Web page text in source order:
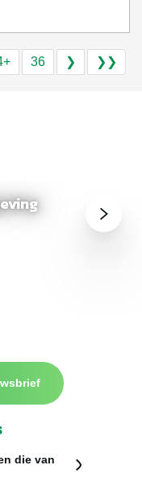
36 ❯ ❯❯
die van